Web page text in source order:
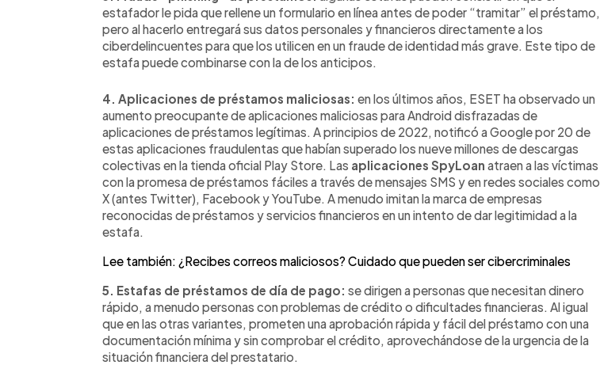
estafador le pida que rellene un formulario en línea antes de poder “tramitar” el préstamo,
pero al hacerlo entregará sus datos personales y financieros directamente a los
ciberdelincuentes para que los utilicen en un fraude de identidad más grave. Este tipo de
estafa puede combinarse con la de los anticipos.
4. Aplicaciones de préstamos maliciosas: en los últimos años, ESET ha observado un
aumento preocupante de aplicaciones maliciosas para Android disfrazadas de
aplicaciones de préstamos legítimas. A principios de 2022, notificó a Google por 20 de
estas aplicaciones fraudulentas que habían superado los nueve millones de descargas
colectivas en la tienda oficial Play Store. Las aplicaciones SpyLoan atraen a las víctimas
con la promesa de préstamos fáciles a través de mensajes SMS y en redes sociales como
X (antes Twitter), Facebook y YouTube. A menudo imitan la marca de empresas
reconocidas de préstamos y servicios financieros en un intento de dar legitimidad a la
estafa.
Lee también: ¿Recibes correos maliciosos? Cuidado que pueden ser cibercriminales
5. Estafas de préstamos de día de pago: se dirigen a personas que necesitan dinero
rápido, a menudo personas con problemas de crédito o dificultades financieras. Al igual
que en las otras variantes, prometen una aprobación rápida y fácil del préstamo con una
documentación mínima y sin comprobar el crédito, aprovechándose de la urgencia de la
situación financiera del prestatario.